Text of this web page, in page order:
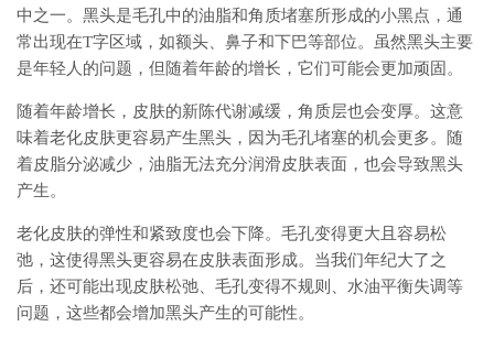
中之一。黑头是毛孔中的油脂和角质堵塞所形成的小黑点，通
常出现在T字区域，如额头、鼻子和下巴等部位。虽然黑头主要
是年轻人的问题，但随着年龄的增长，它们可能会更加顽固。
随着年龄增长，皮肤的新陈代谢减缓，角质层也会变厚。这意
味着老化皮肤更容易产生黑头，因为毛孔堵塞的机会更多。随
着皮脂分泌减少，油脂无法充分润滑皮肤表面，也会导致黑头
产生。
老化皮肤的弹性和紧致度也会下降。毛孔变得更大且容易松
弛，这使得黑头更容易在皮肤表面形成。当我们年纪大了之
后，还可能出现皮肤松弛、毛孔变得不规则、水油平衡失调等
问题，这些都会增加黑头产生的可能性。